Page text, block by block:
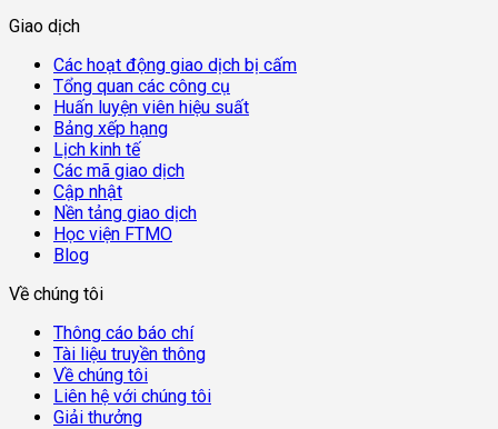
Giao dịch
Các hoạt động giao dịch bị cấm
Tổng quan các công cụ
Huấn luyện viên hiệu suất
Bảng xếp hạng
Lịch kinh tế
Các mã giao dịch
Cập nhật
Nền tảng giao dịch
Học viện FTMO
Blog
Về chúng tôi
Thông cáo báo chí
Tài liệu truyền thông
Về chúng tôi
Liên hệ với chúng tôi
Giải thưởng